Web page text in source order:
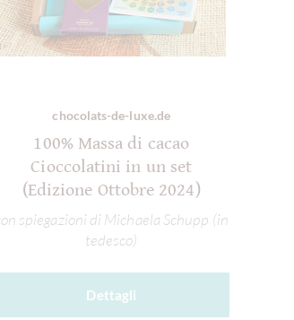
chocolats-de-luxe.de
100% Massa di cacao
Cioccolatini in un set
(Edizione Ottobre 2024)
spiegazioni di Michaela Schupp (in
tedesco)
Dettagli